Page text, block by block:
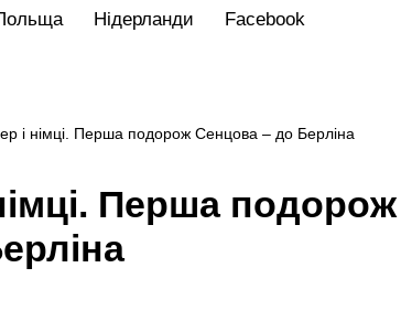
Нідерланди Facebook
і німці. Перша подорож Сенцова – до Берліна
Перша подорож